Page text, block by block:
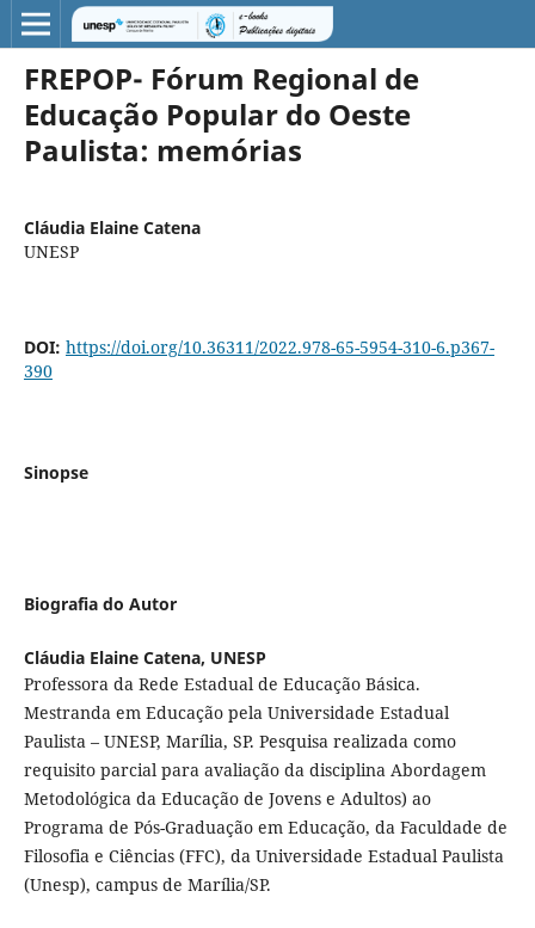
FREPOP- Fórum Regional de
Educação Popular do Oeste
Paulista: memórias
Cláudia Elaine Catena
UNESP
DOI: https://doi.org/10.36311/2022.978-65-5954-310-6.p367-
390
Sinopse
Biografia do Autor
Cláudia Elaine Catena, UNESP
Professora da Rede Estadual de Educação Básica.
Mestranda em Educação pela Universidade Estadual
Paulista – UNESP, Marília, SP. Pesquisa realizada como
requisito parcial para avaliação da disciplina Abordagem
Metodológica da Educação de Jovens e Adultos) ao
Programa de Pós-Graduação em Educação, da Faculdade de
Filosofia e Ciências (FFC), da Universidade Estadual Paulista
(Unesp), campus de Marília/SP.